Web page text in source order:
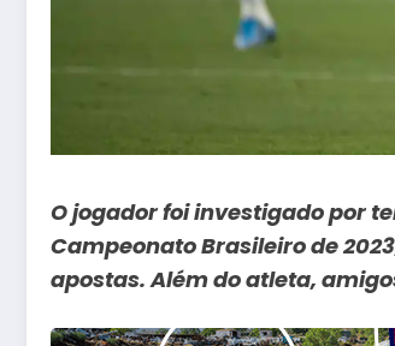
O jogador foi investigado por
Campeonato Brasileiro de
apostas. Além do atleta,